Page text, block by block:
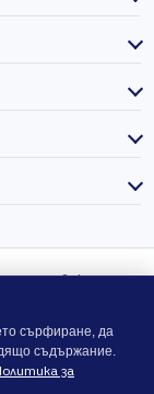
търговско
без ДДС, а ДДС се
когато е
сърфиране, да
съдържание.
за